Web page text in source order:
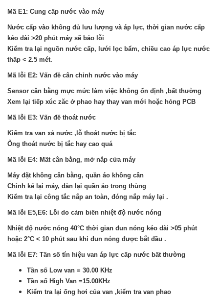
Mã E1: Cung cấp nước vào máy
Nước cấp vào không đủ lưu lượng và áp lực, thời gian nước cấp
kéo dài >20 phút máy sẽ báo lỗi
Kiểm tra lại nguồn nước cấp, lưới lọc bẩm, chiều cao áp lực nước
thấp < 2.5 mét.
Mã lỗi E2: Vấn đề cân chỉnh nước vào máy
Sensor cân bằng mực mức làm việc không ổn định ,bất thường
Xem lại tiếp xúc zăc ở phao hay thay van mới hoặc hỏng PCB
Mã lỗi E3: Vấn đề thoát nước
Kiểm tra van xả nước ,lỗ thoát nước bị tắc
Ống thoát nước bị tắc hay cao quá
Mã lỗi E4: Mất cân bằng, mở nắp cửa máy
Máy đặt không cân bằng, quần áo không cân
Chỉnh kê lại máy, dàn lại quần áo trong thùng
Kiểm tra lại công tắc nắp an toàn, đóng nắp máy lại .
Mã lỗi E5,E6: Lỗi do cảm biến nhiệt độ nước nóng
Nhiệt độ nước nóng 40°C thời gian đun nóng kéo dài >05 phút
hoặc 2°C < 10 phút sau khi đun nóng được bắt đầu .
Mã lỗi E7: Tần số tín hiệu van áp lực cấp nước bất thường
Tần số Low van = 30.00 KHz
Tần số High Van =15.00KHz
Kiểm tra lại ống hơi của van ,kiểm tra van phao